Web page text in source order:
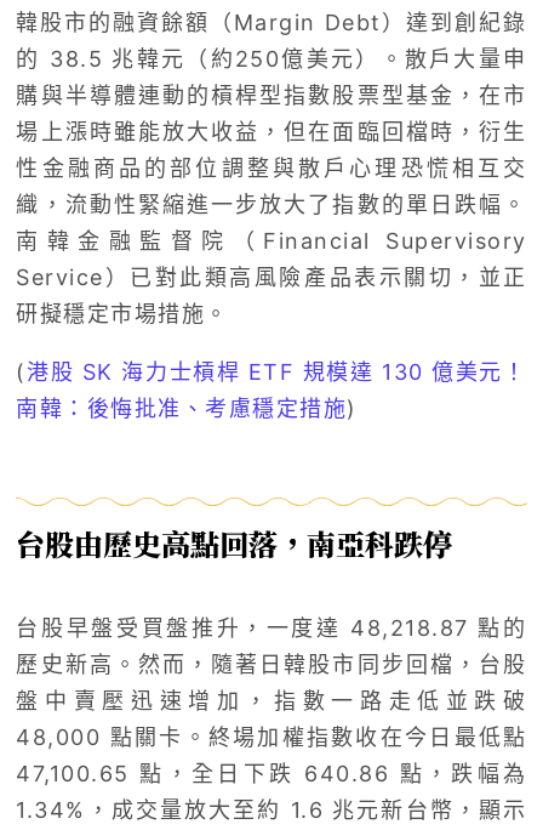
韓股市的融資餘額（Margin Debt）達到創紀錄
的 38.5 兆韓元（約250億美元）。散戶大量申
購與半導體連動的槓桿型指數股票型基金，在市
場上漲時雖能放大收益，但在面臨回檔時，衍生
性金融商品的部位調整與散戶心理恐慌相互交
織，流動性緊縮進一步放大了指數的單日跌幅。
南韓金融監督院（Financial Supervisory
Service）已對此類高風險產品表示關切，並正
研擬穩定市場措施。
(港股 SK 海力士槓桿 ETF 規模達 130 億美元！
南韓：後悔批准、考慮穩定措施)
台股由歷史高點回落，南亞科跌停
台股早盤受買盤推升，一度達 48,218.87 點的
歷史新高。然而，隨著日韓股市同步回檔，台股
盤中賣壓迅速增加，指數一路走低並跌破
48,000 點關卡。終場加權指數收在今日最低點
47,100.65 點，全日下跌 640.86 點，跌幅為
1.34%，成交量放大至約 1.6 兆元新台幣，顯示